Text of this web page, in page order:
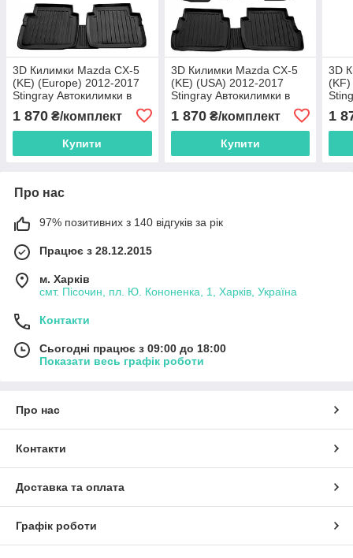
3D Килимки Mazda CX-5
(KE) (Europe) 2012-2017
Stingray Автокилимки в
1 870 ₴/комплект
Купити
3D Килимки Mazda CX-5
(KE) (USA) 2012-2017
Stingray Автокилимки в
1 870₴/комплект
Купити
3D
1
Про нас
97% позитивних з 140 відгуків за рік
Працює з 28.12.2015
м. Харків
смт. Пісочин, пл. Ю. Кононенка, 1, Харків, Україна
Контакти
Сьогодні працює з 09:00 до 18:00
Показати весь графік роботи
Про нас
Контакти
Доставка та оплата
Графік роботи